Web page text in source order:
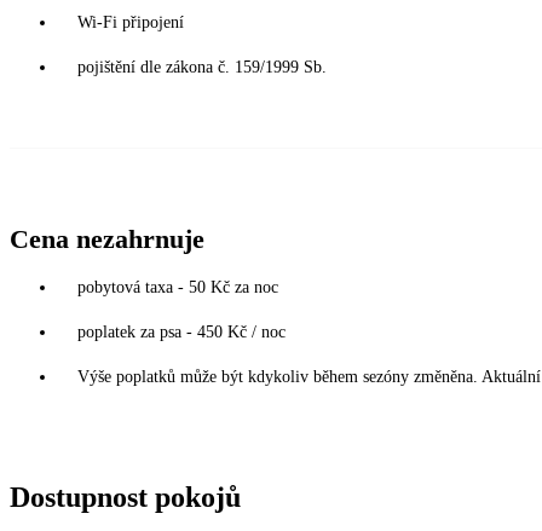
Wi-Fi připojení
pojištění dle zákona č. 159/1999 Sb.
Cena nezahrnuje
pobytová taxa - 50 Kč za noc
poplatek za psa - 450 Kč / noc
Výše poplatků může být kdykoliv během sezóny změněna.
Dostupnost pokojů